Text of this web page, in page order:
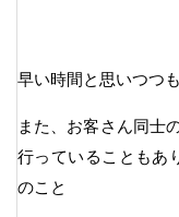
早い時間と思いつつ
また、お客さん同士
行っていることもあ
のこと